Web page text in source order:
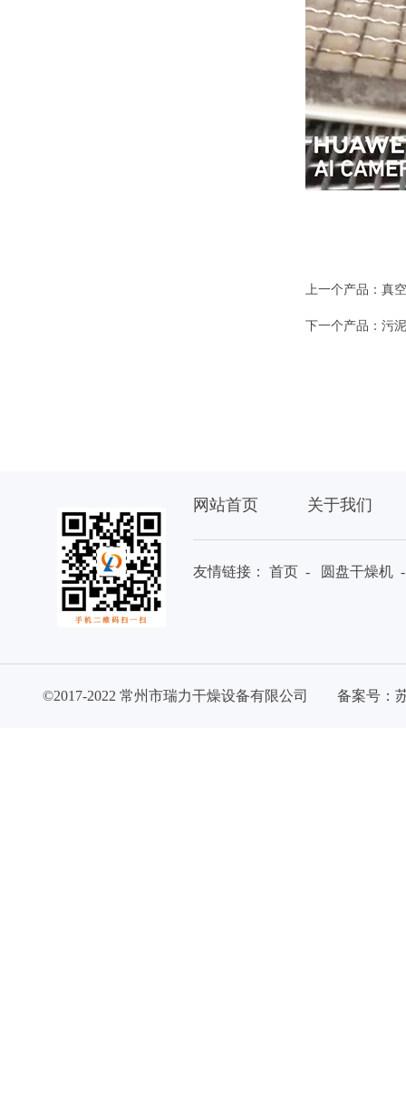
上一个产品： 真
下一个产品： 污
网站首页 关于我们
友情链接： 首页- 圆盘干燥机
©2017-2022 常州市瑞力干燥设备有限公司 备案号：